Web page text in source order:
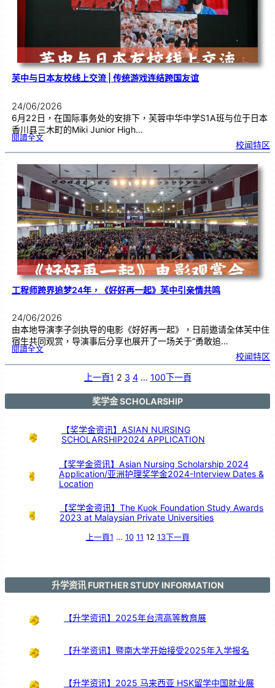
芙中与日本友校线上交流 | 传统游戏连结跨国友谊
24/06/2026
6月22日，在国际事务处的安排下，芙蓉中华中学S1A班与位于日本
香川县三木町的Miki Junior High…
閱讀全文:芙
日
友
校
线
上
流
|传
统
游
戏
连
结
跨
国
友
谊
校闻特区
工程师跨界追梦24年，《好好再一起》芙中引亲情共鸣
24/06/2026
由本地导演李子剑执导的电影《好好再一起》，日前邀请全体芙中住
宿生共同观赏，导演事后分享也展开了一场关于“勇敢追…
閱讀全文:工
跨
年
，
好
校闻特区
上一頁1 2 3 4 … 100下一頁
奖学金 SCHOLARSHIP
【奖学金资讯】ASIAN NURSING
SCHOLARSHIP2024 APPLICATION
【奖学金资讯】Asian Nursing Scholarship 2024
Application/亚洲护理奖学金2024-Interview Dates &
Location
【奖学金资讯】The Kuok Foundation Study Awards
2023 at Malaysian Private Universities
上一頁1 … 10 11 12 13下一頁
升学资讯 FURTHER STUDY INFORMATION
【升学资讯】2025年台湾高等教育展
【升学资讯】暨南大学开始接受2025年入学报名
【升学资讯】2025 马来西亚 HSK留学中国就业展